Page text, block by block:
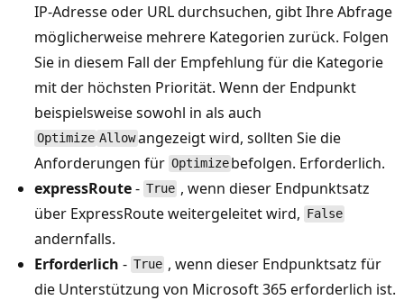
IP-Adresse oder URL durchsuchen, gibt Ihre Abfrage
möglicherweise mehrere Kategorien zurück. Folgen
Sie in diesem Fall der Empfehlung für die Kategorie
mit der höchsten Priorität. Wenn der Endpunkt
beispielsweise sowohl in als auch
Optimize Allowangezeigt wird, sollten Sie die
Anforderungen für Optimize befolgen. Erforderlich.
expressRoute- True , wenn dieser Endpunktsatz
über ExpressRoute weitergeleitet wird, False
andernfalls.
Erforderlich - True , wenn dieser Endpunktsatz für
die Unterstützung von Microsoft 365 erforderlich ist.